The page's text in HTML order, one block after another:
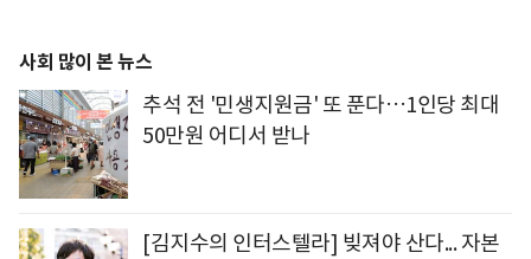
사회 많이 본 뉴스
추석 전 '민생지원금' 또 푼다…1인당 최대
50만원 어디서 받나
[김지수의 인터스텔라] 빚져야 산다... 자본